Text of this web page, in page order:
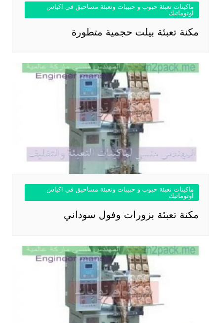
ماكينات تعبئة حبوب و حبيبات وتعبئة مساحيق في اكياس
اوتوماتيك
مكنة تعبئة بيلت حجمية متطورة
ماكينات تعبئة حبوب و حبيبات وتعبئة مساحيق في اكياس
اوتوماتيك
مكنة تعبئة بزورات وفول سوداني